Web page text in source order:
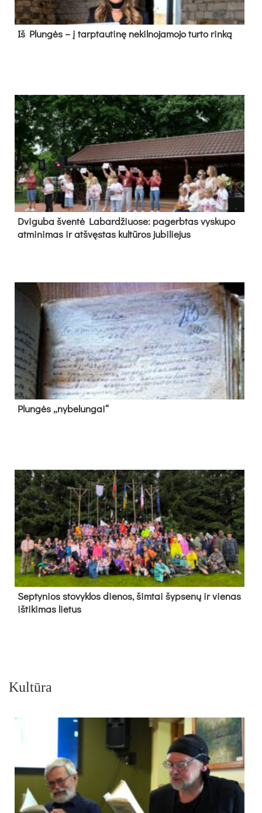
Iš Plungės – į tarptautinę nekilnojamojo turto rinką
Dvi­gu­ba šven­tė La­bar­džiuo­se: pa­gerb­tas vys­ku­po
at­mi­ni­mas ir at­švęs­tas kul­tū­ros ju­bi­lie­jus
Plun­gės „ny­be­lun­gai“
Sep­ty­nios sto­vyk­los die­nos, šim­tai šyp­se­nų ir vie­nas
iš­ti­ki­mas lie­tus
Kultūra